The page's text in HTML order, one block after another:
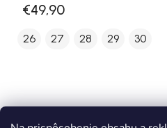
€49,90
26 27 28 29 30